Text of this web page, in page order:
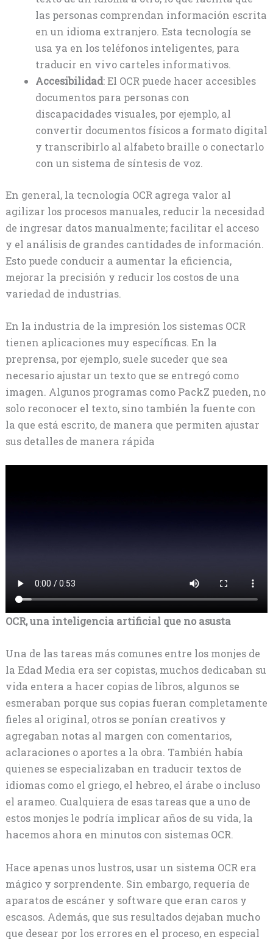
las personas comprendan información escrita
en un idioma extranjero. Esta tecnología se
usa ya en los teléfonos inteligentes, para
traducir en vivo carteles informativos.
Accesibilidad: El OCR puede hacer accesibles
documentos para personas con
discapacidades visuales, por ejemplo, al
convertir documentos físicos a formato digital
y transcribirlo al alfabeto braille o conectarlo
con un sistema de síntesis de voz.
En general, la tecnología OCR agrega valor al
agilizar los procesos manuales, reducir la necesidad
de ingresar datos manualmente; facilitar el acceso
y el análisis de grandes cantidades de información.
Esto puede conducir a aumentar la eficiencia,
mejorar la precisión y reducir los costos de una
variedad de industrias.
En la industria de la impresión los sistemas OCR
tienen aplicaciones muy específicas. En la
preprensa, por ejemplo, suele suceder que sea
necesario ajustar un texto que se entregó como
imagen. Algunos programas como PackZ pueden, no
solo reconocer el texto, sino también la fuente con
la que está escrito, de manera que permiten ajustar
sus detalles de manera rápida
OCR, una inteligencia artificial que no asusta
Una de las tareas más comunes entre los monjes de
la Edad Media era ser copistas, muchos dedicaban su
vida entera a hacer copias de libros, algunos se
esmeraban porque sus copias fueran completamente
fieles al original, otros se ponían creativos y
agregaban notas al margen con comentarios,
aclaraciones o aportes a la obra. También había
quienes se especializaban en traducir textos de
idiomas como el griego, el hebreo, el árabe o incluso
el arameo. Cualquiera de esas tareas que a uno de
estos monjes le podría implicar años de su vida, la
hacemos ahora en minutos con sistemas OCR.
Hace apenas unos lustros, usar un sistema OCR era
mágico y sorprendente. Sin embargo, requería de
aparatos de escáner y software que eran caros y
escasos. Además, que sus resultados dejaban mucho
que desear por los errores en el proceso, en especial